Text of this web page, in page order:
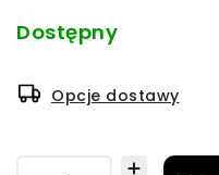
Dostępny
Opcje dostawy